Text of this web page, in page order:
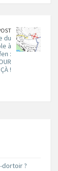
du
à
:
!
dortoir ?